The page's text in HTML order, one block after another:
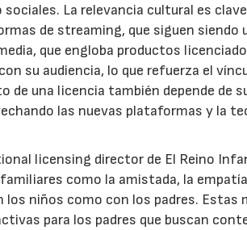
La relevancia cultural es
de streaming, que siguen siendo
que engloba productos
su audiencia, lo que refuerza el
de una licencia también depende de
las nuevas plataformas y la
licensing director de El Reino
como la amistada, la
niños como con los padres. Estas
para los padres que buscan